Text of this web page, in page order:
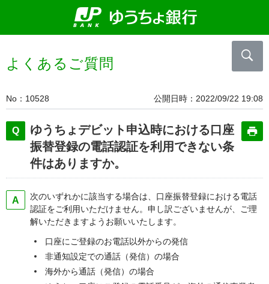
よくあるご質問
No 10528 公開日時 2022/09/22 19:08
ゆうちょデビット申込時における口座
振替登録の電話認証を利用できない条
件はありますか。
次のいずれかに該当する場合は、口座振替登録における電話
認証をご利用いただけません。申し訳ございませんが、ご理
解いただきますようお願いいたします。
口座にご登録のお電話以外からの発信
非通知設定での通話（発信）の場合
海外から通話（発信）の場合